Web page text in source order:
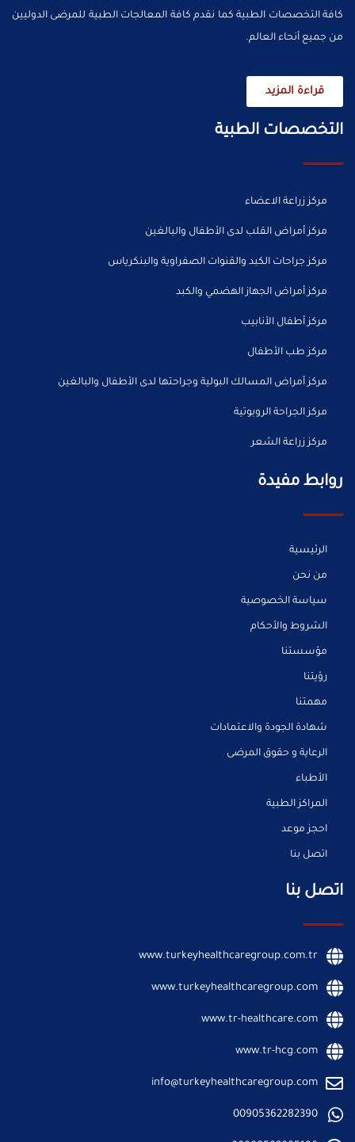
كافة التخصصات الطبية كما نقدم كافة المعالجات الطبية للمرضى الدوليين
من جميع أنحاء العالم.
قراءة المزيد
التخصصات الطبية
مركز زراعة الاعضاء
مركز أمراض القلب لدى الأطفال والبالغين
مركز جراحات الكبد والقنوات الصفراوية والبنكرياس
مركز أمراض الجهاز الهضمي والكبد
مركز أطفال الأنابيب
مركز طب الأطفال
مركز أمراض المسالك البولية وجراحتها لدى الأطفال والبالغين
مركز الجراحة الروبوتية
مركز زراعة الشعر
روابط مفيدة
الرئيسية
من نحن
سياسة الخصوصية
الشروط والأحكام
مؤسستنا
رؤيتنا
مهمتنا
شهادة الجودة والاعتمادات
الرعاية و حقوق المرضى
الأطباء
المراكز الطبية
احجز موعد
اتصل بنا
اتصل بنا
www.turkeyhealthcaregroup.com.tr
www.turkeyhealthcaregroup.com
www.tr-healthcare.com
www.tr-hcg.com
info@turkeyhealthcaregroup.com
00905362282390